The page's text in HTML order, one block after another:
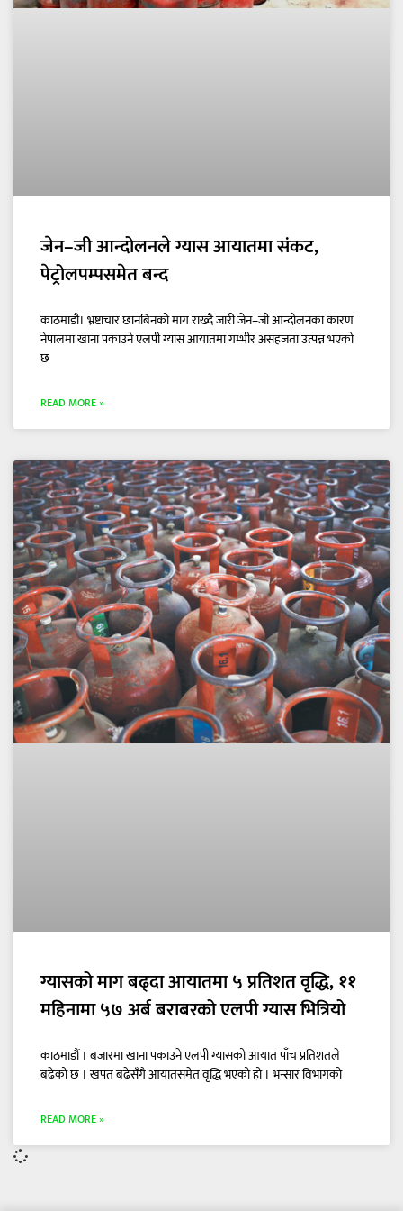
जेन–जी आन्दोलनले ग्यास आयातमा संकट,
पेट्रोलपम्पसमेत बन्द
काठमाडौं। भ्रष्टाचार छानबिनको माग राख्दै जारी जेन–जी आन्दोलनका कारण
नेपालमा खाना पकाउने एलपी ग्यास आयातमा गम्भीर असहजता उत्पन्न भएको
छ
READ MORE »
ग्यासको माग बढ्दा आयातमा ५ प्रतिशत वृद्धि, ११
महिनामा ५७ अर्ब बराबरको एलपी ग्यास भित्रियो
काठमाडौं । बजारमा खाना पकाउने एलपी ग्यासको आयात पाँच प्रतिशतले
बढेको छ । खपत बढेसँगै आयातसमेत वृद्धि भएको हो । भन्सार विभागको
READ MORE »